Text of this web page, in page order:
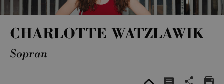
CHARLOTTE WATZLAWIK
Sopran